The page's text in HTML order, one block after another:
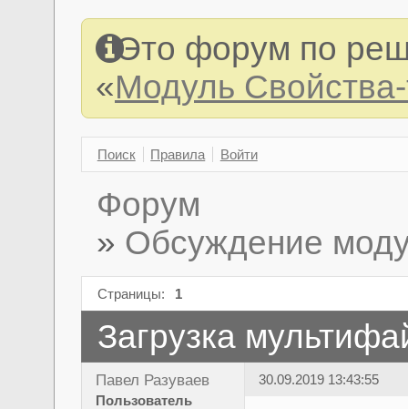
Это форум по
«Модуль
Поиск Правила Войти
Форум
» Обсуждение
Страницы: 1
Загрузка
Павел Разуваев
Пользователь
30.09.2019 13:43:55